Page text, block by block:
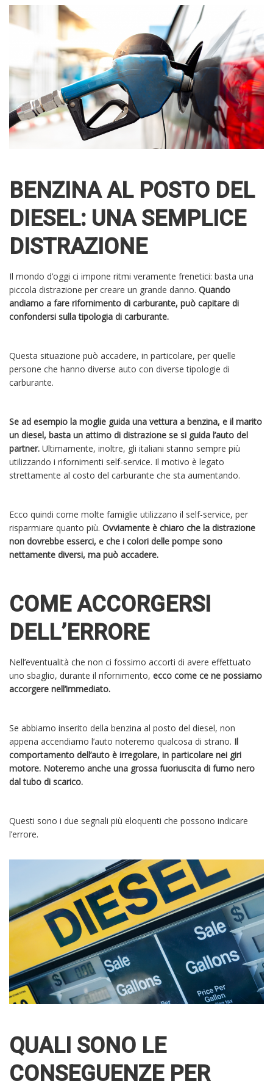
BENZINA AL POSTO DEL
DIESEL: UNA SEMPLICE
DISTRAZIONE
Il mondo d’oggi ci impone ritmi veramente frenetici: basta una
piccola distrazione per creare un grande danno. Quando
andiamo a fare rifornimento di carburante, può capitare di
confondersi sulla tipologia di carburante.
Questa situazione può accadere, in particolare, per quelle
persone che hanno diverse auto con diverse tipologie di
carburante.
Se ad esempio la moglie guida una vettura a benzina, e il marito
un diesel, basta un attimo di distrazione se si guida l’auto del
partner. Ultimamente, inoltre, gli italiani stanno sempre più
utilizzando i rifornimenti self-service. Il motivo è legato
strettamente al costo del carburante che sta aumentando.
Ecco quindi come molte famiglie utilizzano il self-service, per
risparmiare quanto più. Ovviamente è chiaro che la distrazione
non dovrebbe esserci, e che i colori delle pompe sono
nettamente diversi, ma può accadere.
COME ACCORGERSI
DELL’ERRORE
Nell’eventualità che non ci fossimo accorti di avere effettuato
uno sbaglio, durante il rifornimento, ecco come ce ne possiamo
accorgere nell’immediato.
Se abbiamo inserito della benzina al posto del diesel, non
appena accendiamo l’auto noteremo qualcosa di strano. Il
comportamento dell’auto è irregolare, in particolare nei giri
motore. Noteremo anche una grossa fuoriuscita di fumo nero
dal tubo di scarico.
Questi sono i due segnali più eloquenti che possono indicare
l’errore.
QUALI SONO LE
CONSEGUENZE PER